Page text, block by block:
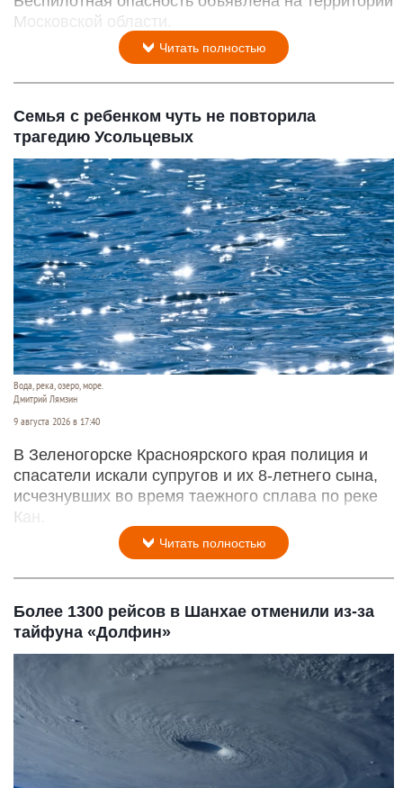
Московской области.
Читать полностью
Семья с ребенком чуть не повторила
трагедию Усольцевых
Вода, река, озеро, море.
Дмитрий Лямзин
9 августа 2026 в 17:40
В Зеленогорске Красноярского края полиция и
спасатели искали супругов и их 8-летнего сына,
исчезнувших во время таежного сплава по реке
Кан.
Читать полностью
Более 1300 рейсов в Шанхае отменили из-за
тайфуна «Долфин»